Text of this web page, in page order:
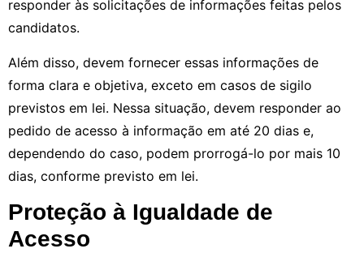
responder às solicitações de informações feitas pelos
candidatos.
Além disso, devem fornecer essas informações de
forma clara e objetiva, exceto em casos de sigilo
previstos em lei. Nessa situação, devem responder ao
pedido de acesso à informação em até 20 dias e,
dependendo do caso, podem prorrogá-lo por mais 10
dias, conforme previsto em lei.
Proteção à Igualdade de
Acesso